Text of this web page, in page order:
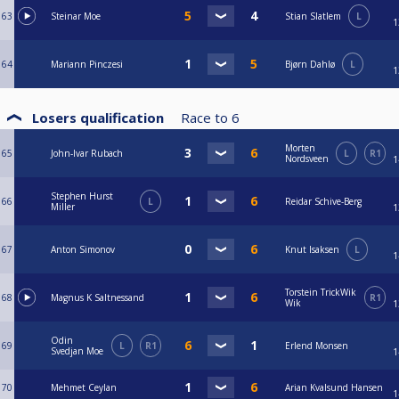
63 Steinar Moe Stian Slatlem L
64 Mariann Pinczesi Bjørn Dahlø L
Losers qualification Race to 6
65 John-Ivar Rubach
Morten
Nordsveen
L R1
66
Stephen Hurst
Miller
L Reidar Schive-Berg
67 Anton Simonov Knut Isaksen L
68 Magnus K Saltnessand
Torstein TrickWik
Wik
R1
69
Odin
Svedjan Moe
L R1 Erlend Monsen
70 Mehmet Ceylan Arian Kvalsund Hansen